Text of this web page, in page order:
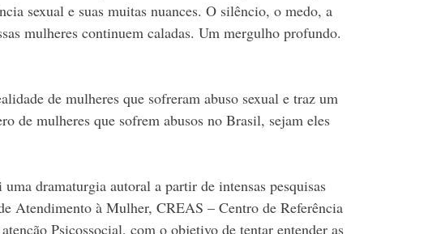
sexual e suas muitas nuances. O silêncio, o medo, a
mulheres continuem caladas. Um mergulho profundo.
de mulheres que sofreram abuso sexual e traz um
de mulheres que sofrem abusos no Brasil, sejam eles
dramaturgia autoral a partir de intensas pesquisas
Atendimento à Mulher, CREAS – Centro de Referência
Psicossocial, com o objetivo de tentar entender as